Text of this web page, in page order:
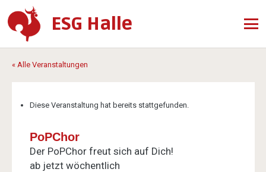
ESG Halle
« Alle Veranstaltungen
Diese Veranstaltung hat bereits stattgefunden.
PoPChor
Der PoPChor freut sich auf Dich!
ab jetzt wöchentlich